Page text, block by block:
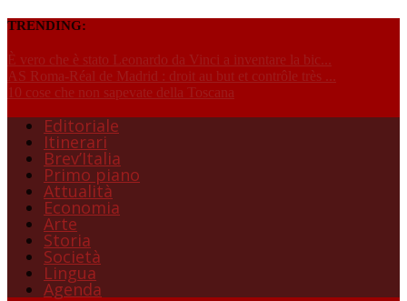
TRENDING:
È vero che è stato Leonardo da Vinci a inventare la bic...
AS Roma-Réal de Madrid : droit au but et contrôle très ...
10 cose che non sapevate della Toscana
Editoriale
Itinerari
Brev’Italia
Primo piano
Attualità
Economia
Arte
Storia
Società
Lingua
Agenda